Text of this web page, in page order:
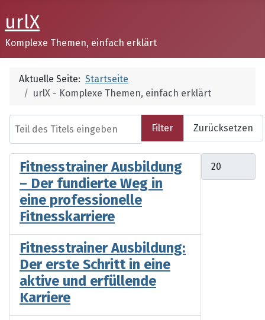
urlX
Komplexe Themen, einfach erklärt
Aktuelle Seite: Startseite
urlX - Komplexe Themen, einfach erklärt
Filter Zurücksetzen
Fitnesstrainer Ausbildung
– Der fundierte Weg in
eine professionelle
Fitnesskarriere
Fitnesstrainer Ausbildung:
Der erste Schritt in eine
aktive und erfüllende
Karriere